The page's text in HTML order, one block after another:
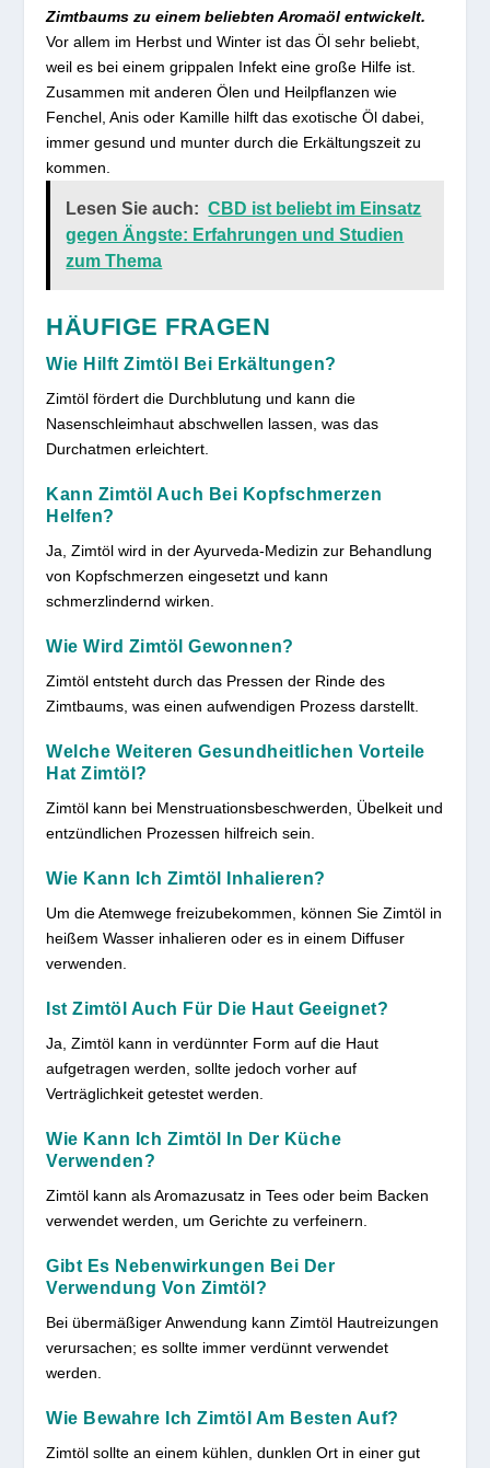
Zimtbaums zu einem beliebten Aromaöl entwickelt.
Vor allem im Herbst und Winter ist das Öl sehr beliebt,
weil es bei einem grippalen Infekt eine große Hilfe ist.
Zusammen mit anderen Ölen und Heilpflanzen wie
Fenchel, Anis oder Kamille hilft das exotische Öl dabei,
immer gesund und munter durch die Erkältungszeit zu
kommen.
Lesen Sie auch: CBD ist beliebt im Einsatz
gegen Ängste: Erfahrungen und Studien
zum Thema
HÄUFIGE FRAGEN
Wie Hilft Zimtöl Bei Erkältungen?
Zimtöl fördert die Durchblutung und kann die
Nasenschleimhaut abschwellen lassen, was das
Durchatmen erleichtert.
Kann Zimtöl Auch Bei Kopfschmerzen
Helfen?
Ja, Zimtöl wird in der Ayurveda-Medizin zur Behandlung
von Kopfschmerzen eingesetzt und kann
schmerzlindernd wirken.
Wie Wird Zimtöl Gewonnen?
Zimtöl entsteht durch das Pressen der Rinde des
Zimtbaums, was einen aufwendigen Prozess darstellt.
Welche Weiteren Gesundheitlichen Vorteile
Hat Zimtöl?
Zimtöl kann bei Menstruationsbeschwerden, Übelkeit und
entzündlichen Prozessen hilfreich sein.
Wie Kann Ich Zimtöl Inhalieren?
Um die Atemwege freizubekommen, können Sie Zimtöl in
heißem Wasser inhalieren oder es in einem Diffuser
verwenden.
Ist Zimtöl Auch Für Die Haut Geeignet?
Ja, Zimtöl kann in verdünnter Form auf die Haut
aufgetragen werden, sollte jedoch vorher auf
Verträglichkeit getestet werden.
Wie Kann Ich Zimtöl In Der Küche
Verwenden?
Zimtöl kann als Aromazusatz in Tees oder beim Backen
verwendet werden, um Gerichte zu verfeinern.
Gibt Es Nebenwirkungen Bei Der
Verwendung Von Zimtöl?
Bei übermäßiger Anwendung kann Zimtöl Hautreizungen
verursachen; es sollte immer verdünnt verwendet
werden.
Wie Bewahre Ich Zimtöl Am Besten Auf?
Zimtöl sollte an einem kühlen, dunklen Ort in einer gut